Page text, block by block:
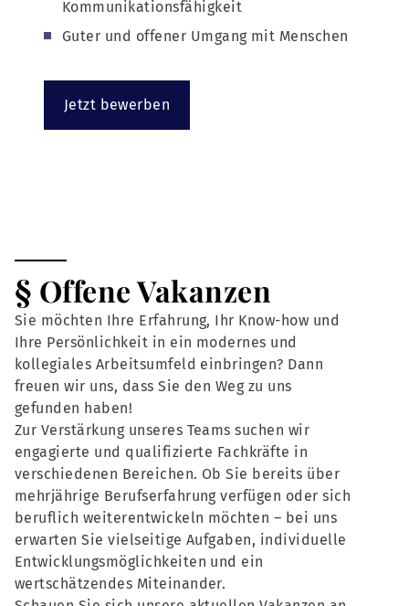
Kommunikationsfähigkeit
Guter und offener Umgang mit Menschen
Jetzt bewerben
§ Offene Vakanzen
Sie möchten Ihre Erfahrung, Ihr Know-how und
Ihre Persönlichkeit in ein modernes und
kollegiales Arbeitsumfeld einbringen? Dann
freuen wir uns, dass Sie den Weg zu uns
gefunden haben!
Zur Verstärkung unseres Teams suchen wir
engagierte und qualifizierte Fachkräfte in
verschiedenen Bereichen. Ob Sie bereits über
mehrjährige Berufserfahrung verfügen oder sich
beruflich weiterentwickeln möchten – bei uns
erwarten Sie vielseitige Aufgaben, individuelle
Entwicklungsmöglichkeiten und ein
wertschätzendes Miteinander.